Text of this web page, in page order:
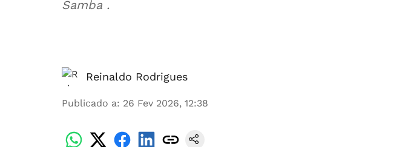
Samba .
Reinaldo Rodrigues
Publicado a: 26 Fev 2026, 12:38